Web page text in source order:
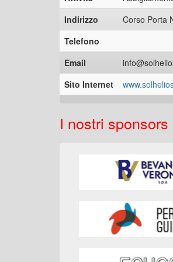
Indirizzo
Corso Porta
Telefono
Email
Sito Internet
I nostri sponsors